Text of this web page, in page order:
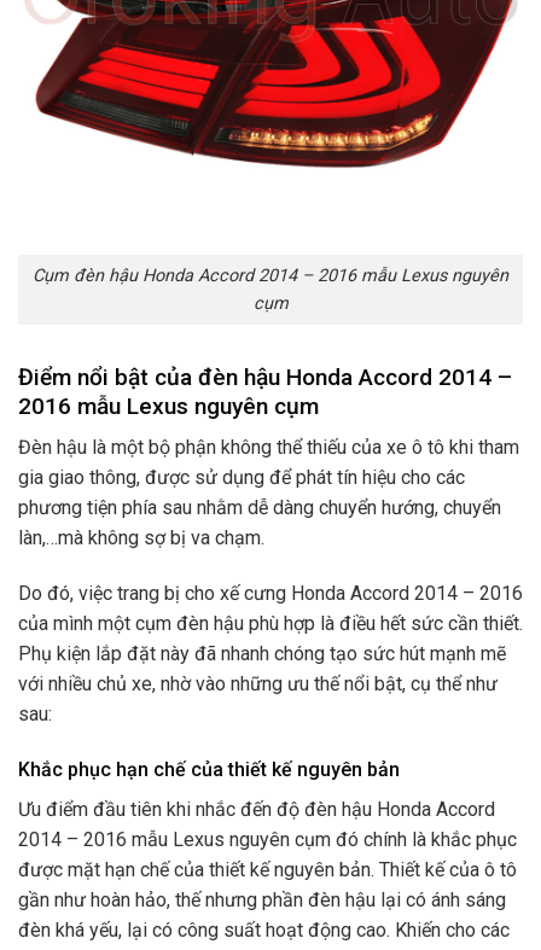
Cụm đèn hậu Honda Accord 2014 – 2016 mẫu Lexus nguyên
cụm
Điểm nổi bật của đèn hậu Honda Accord 2014 –
2016 mẫu Lexus nguyên cụm
Đèn hậu là một bộ phận không thể thiếu của xe ô tô khi tham
gia giao thông, được sử dụng để phát tín hiệu cho các
phương tiện phía sau nhằm dễ dàng chuyển hướng, chuyển
làn,…mà không sợ bị va chạm.
Do đó, việc trang bị cho xế cưng Honda Accord 2014 – 2016
của mình một cụm đèn hậu phù hợp là điều hết sức cần thiết.
Phụ kiện lắp đặt này đã nhanh chóng tạo sức hút mạnh mẽ
với nhiều chủ xe, nhờ vào những ưu thế nổi bật, cụ thể như
sau:
Khắc phục hạn chế của thiết kế nguyên bản
Ưu điểm đầu tiên khi nhắc đến độ đèn hậu Honda Accord
2014 – 2016 mẫu Lexus nguyên cụm đó chính là khắc phục
được mặt hạn chế của thiết kế nguyên bản. Thiết kế của ô tô
gần như hoàn hảo, thế nhưng phần đèn hậu lại có ánh sáng
đèn khá yếu, lại có công suất hoạt động cao. Khiến cho các